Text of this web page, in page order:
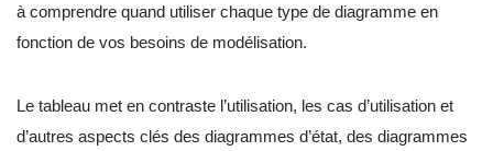
à comprendre quand utiliser chaque type de diagramme en
fonction de vos besoins de modélisation.
Le tableau met en contraste l’utilisation, les cas d’utilisation et
d’autres aspects clés des diagrammes d’état, des diagrammes